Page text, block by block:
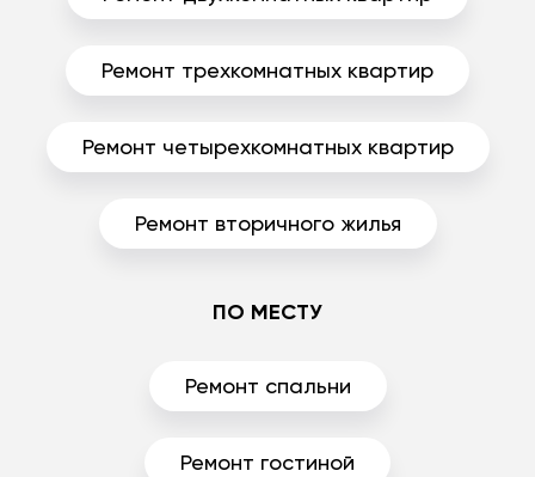
Ремонт трехкомнатных квартир
Ремонт четырехкомнатных квартир
Ремонт вторичного жилья
ПО МЕСТУ
Ремонт спальни
Ремонт гостиной